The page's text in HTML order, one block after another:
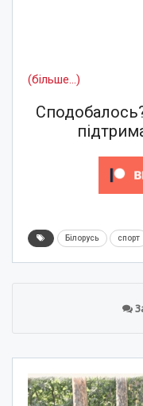
(більше…)
Білорусь спорт